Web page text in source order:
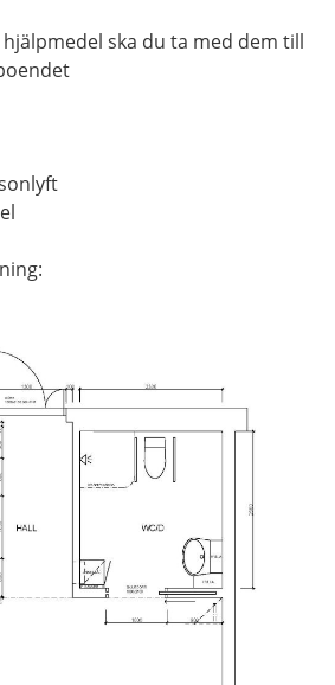
ska du ta med dem till